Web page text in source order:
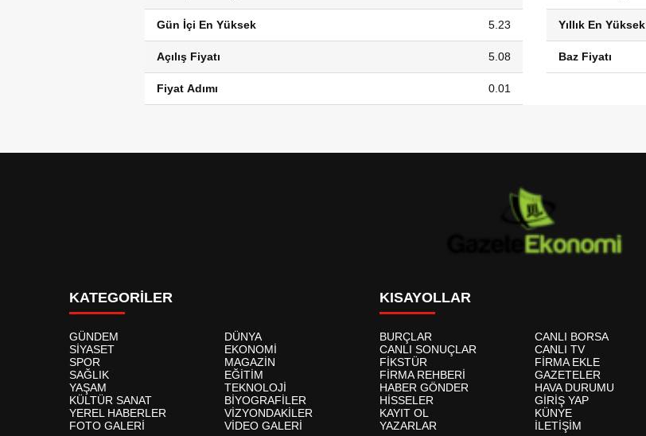
Gün İçi En Yüksek 5.23
Açılış Fiyatı 5.08
Fiyat Adımı 0.01
Yıllık En Yüksek
Baz Fiyatı
KATEGORİLER
GÜNDEM
DÜNYA
SİYASET
EKONOMİ
SPOR
MAGAZİN
SAĞLIK
EĞİTİM
YAŞAM
TEKNOLOJİ
KÜLTÜR SANAT
BİYOGRAFİLER
YEREL HABERLER
VİZYONDAKİLER
FOTO GALERİ
VİDEO GALERİ
KISAYOLLAR
BURÇLAR
CANLI BORSA
CANLI SONUÇLAR
CANLI TV
FİKSTÜR
FİRMA EKLE
FİRMA REHBERİ
GAZETELER
HABER GÖNDER
HAVA DURUMU
HİSSELER
GİRİŞ YAP
KAYIT OL
KÜNYE
YAZARLAR
İLETİŞİM